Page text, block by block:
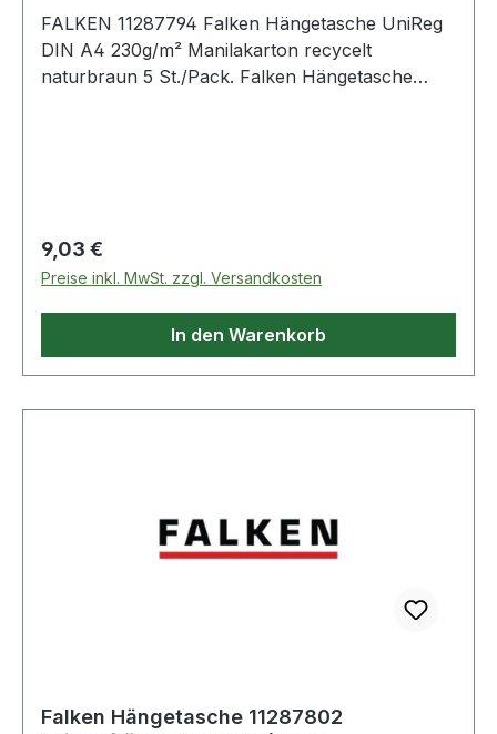
FALKEN 11287794 Falken Hängetasche UniReg
DIN A4 230g/m² Manilakarton recycelt
naturbraun 5 St./Pack. Falken Hängetasche
Regulärer Preis:
9,03 €
Preise inkl. MwSt. zzgl. Versandkosten
In den Warenkorb
Falken Hängetasche 11287802